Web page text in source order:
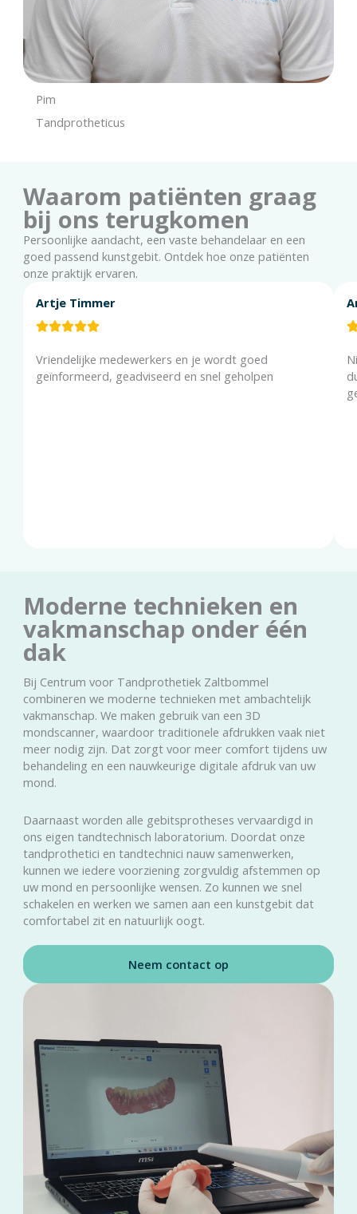
Pim
Tandprotheticus
Waarom patiënten graag
bij ons terugkomen
Persoonlijke aandacht, een vaste behandelaar en een
goed passend kunstgebit. Ontdek hoe onze patiënten
onze praktijk ervaren.
Artje Timmer
Vriendelijke medewerkers en je wordt goed
geïnformeerd, geadviseerd en snel geholpen
Moderne technieken en
vakmanschap onder één
dak
Bij Centrum voor Tandprothetiek Zaltbommel
combineren we moderne technieken met ambachtelijk
vakmanschap. We maken gebruik van een 3D
mondscanner, waardoor traditionele afdrukken vaak niet
meer nodig zijn. Dat zorgt voor meer comfort tijdens uw
behandeling en een nauwkeurige digitale afdruk van uw
mond.
Daarnaast worden alle gebitsprotheses vervaardigd in
ons eigen tandtechnisch laboratorium. Doordat onze
tandprothetici en tandtechnici nauw samenwerken,
kunnen we iedere voorziening zorgvuldig afstemmen op
uw mond en persoonlijke wensen. Zo kunnen we snel
schakelen en werken we samen aan een kunstgebit dat
comfortabel zit en natuurlijk oogt.
Neem contact op